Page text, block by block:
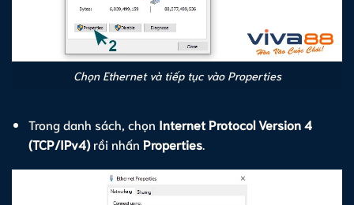
Chọn Ethernet và tiếp tục vào Properties
Trong danh sách, chọn Internet Protocol Version 4
(TCP/IPv4)rồi nhấn Properties.